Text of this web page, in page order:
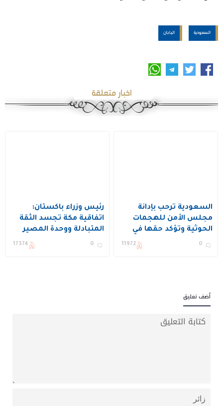
السعودية اليابان
اخبار متعلقة
السعودية ترحب بإدانة
مجلس الأمن للهجمات
الحوثية وتؤكد حقها في
الدفاع عن النفس
0
11972
رئيس وزراء باكستان:
اتفاقية مكة تجسد الثقة
المتبادلة ووحدة المصير
بين المملكة وتركيا
0
17374
أضف تعليق